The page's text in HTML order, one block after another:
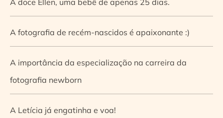
A fotografia de recém-nascidos é apaixonante :)
A importância da especialização na carreira da
fotografia newborn
A Letícia já engatinha e voa!